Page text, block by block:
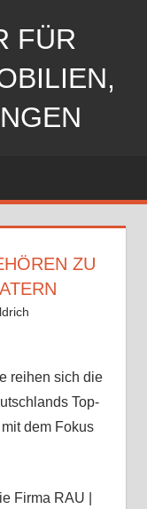
FÜR
ZU
reihen sich die
Top-
dem Fokus
Firma RAU |